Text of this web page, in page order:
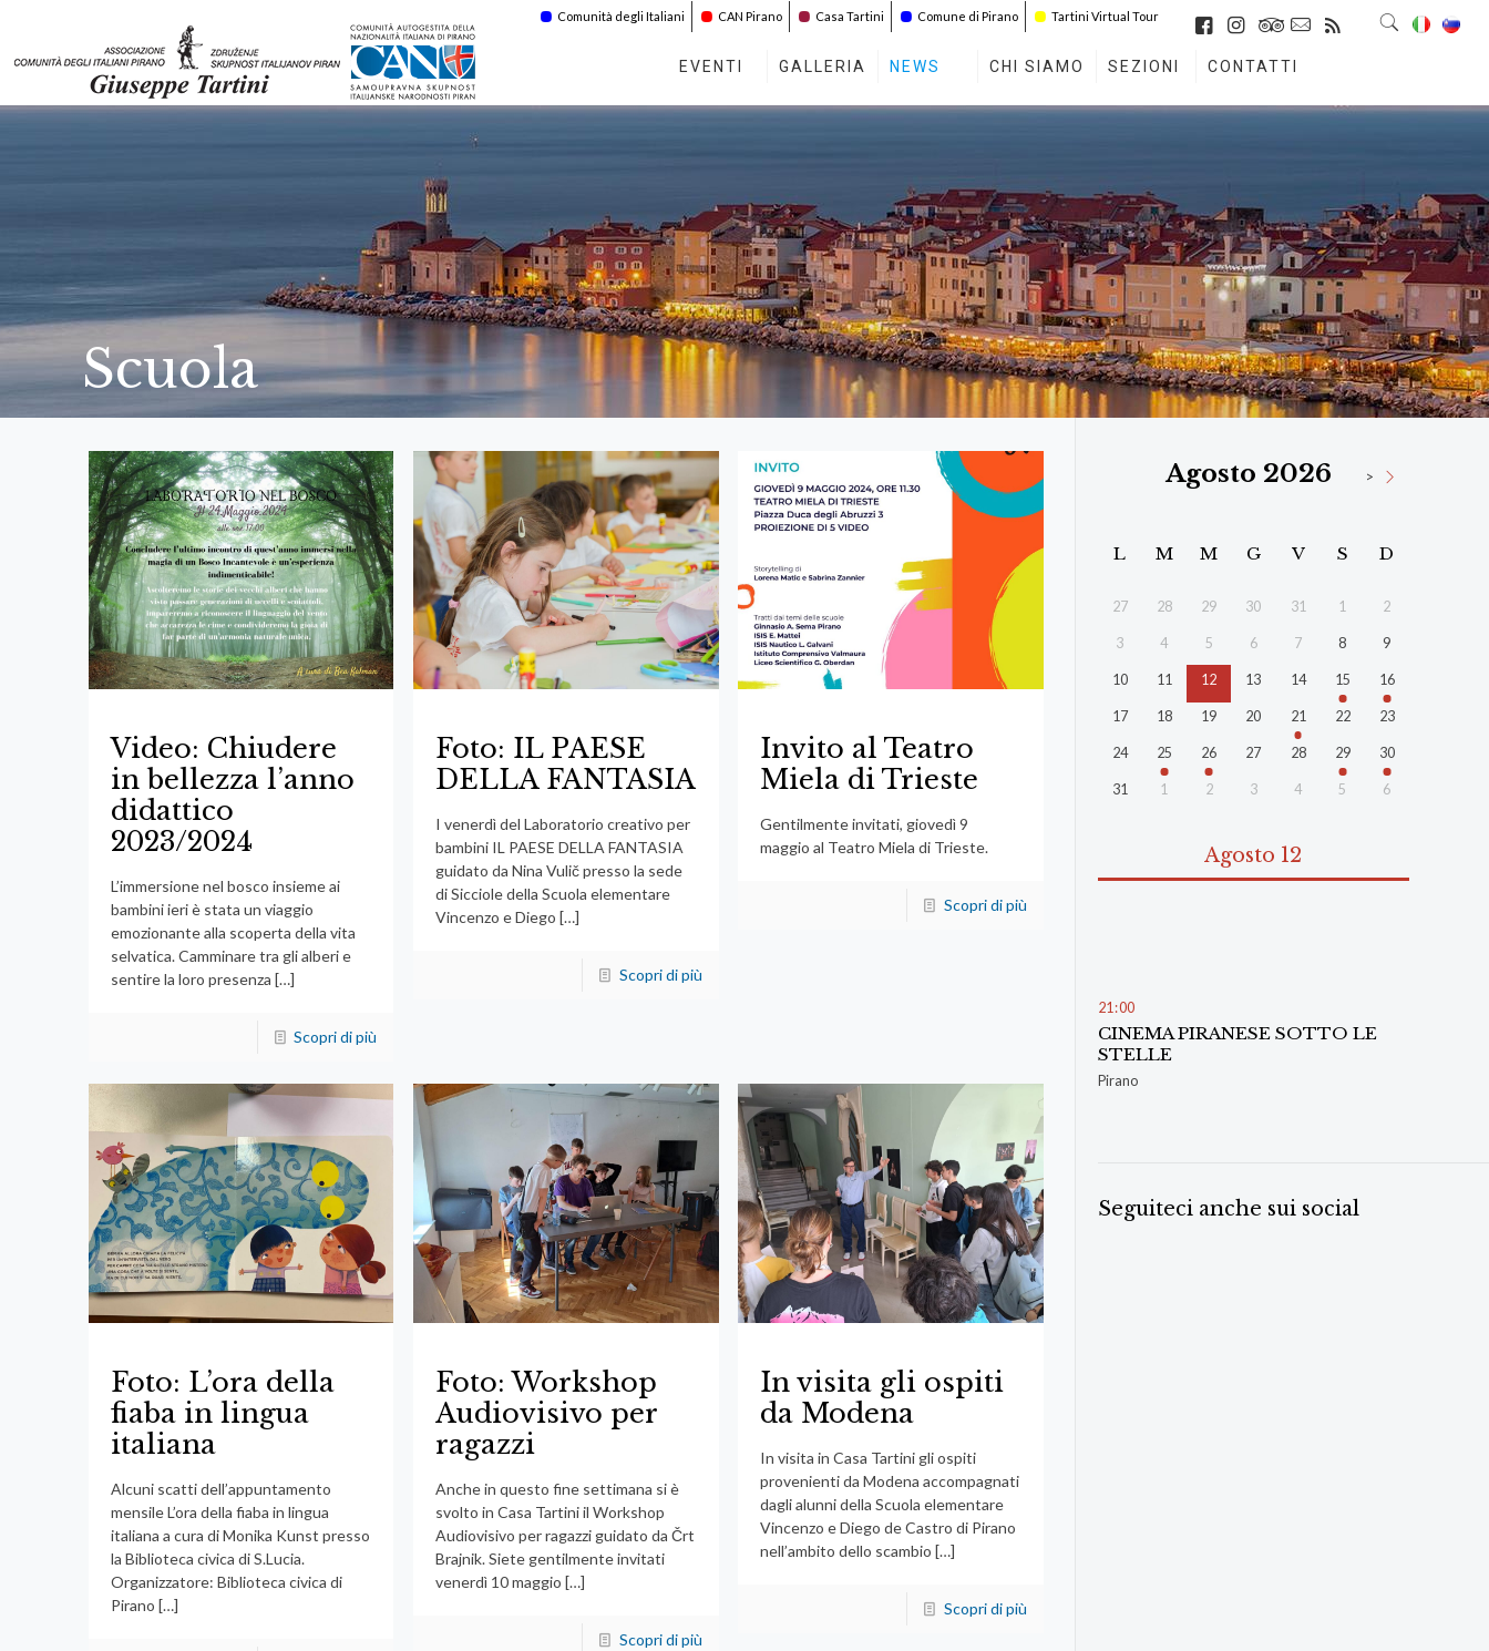
Comunità degli Italiani CAN Pirano Casa Tartini Comune di Pirano Tartini Virtual Tour
EVENTI GALLERIA NEWS CHI SIAMO SEZIONI CONTATTI
Scuola
Video: Chiudere
in bellezza l’anno
didattico
2023/2024
L’immersione nel bosco insieme ai
bambini ieri è stata un viaggio
emozionante alla scoperta della vita
selvatica. Camminare tra gli alberi e
sentire la loro presenza […]
Scopri di più
Foto: IL PAESE
DELLA FANTASIA
I venerdì del Laboratorio creativo per
bambini IL PAESE DELLA FANTASIA
guidato da Nina Vulič presso la sede
di Sicciole della Scuola elementare
Vincenzo e Diego […]
Scopri di più
Invito al Teatro
Miela di Trieste
Gentilmente invitati, giovedì 9
maggio al Teatro Miela di Trieste.
Scopri di più
Foto: L’ora della
fiaba in lingua
italiana
Alcuni scatti dell’appuntamento
mensile L’ora della fiaba in lingua
italiana a cura di Monika Kunst presso
la Biblioteca civica di S.Lucia.
Organizzatore: Biblioteca civica di
Pirano […]
Foto: Workshop
Audiovisivo per
ragazzi
Anche in questo fine settimana si è
svolto in Casa Tartini il Workshop
Audiovisivo per ragazzi guidato da Črt
Brajnik. Siete gentilmente invitati
venerdì 10 maggio […]
Scopri di più
In visita gli ospiti
da Modena
In visita in Casa Tartini gli ospiti
provenienti da Modena accompagnati
dagli alunni della Scuola elementare
Vincenzo e Diego de Castro di Pirano
nell’ambito dello scambio […]
Scopri di più
Agosto 2026 >
L M M G V S D
27 28 29 30 31 1 2
3 4 5 6 7 8 9
10 11 12 13 14 15 16
17 18 19 20 21 22 23
24 25 26 27 28 29 30
31 1 2 3 4 5 6
Agosto 12
21 :00
CINEMA PIRANESE SOTTO LE
STELLE
Pirano
Seguiteci anche sui social